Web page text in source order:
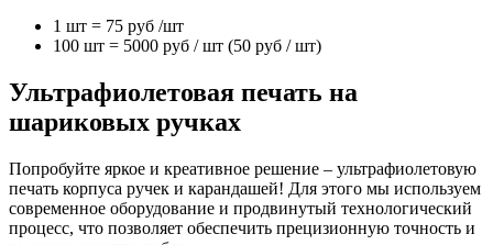
1 шт = 75 руб /шт
100 шт = 5000 руб / шт (50 руб / шт)
Ультрафиолетовая печать на
шариковых ручках
Попробуйте яркое и креативное решение – ультрафиолетовую
печать корпуса ручек и карандашей! Для этого мы используем
современное оборудование и продвинутый технологический
процесс, что позволяет обеспечить прецизионную точность и